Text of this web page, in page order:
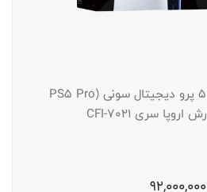
قیمت پلی استیشن 5 پرو دیجیتال سونی (PS5 Pro
92,000,000